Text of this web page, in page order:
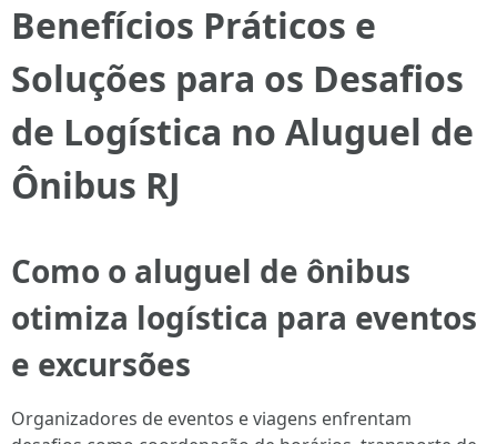
Benefícios Práticos e
Soluções para os Desafios
de Logística no Aluguel de
Ônibus RJ
Como o aluguel de ônibus
otimiza logística para eventos
e excursões
Organizadores de eventos e viagens enfrentam